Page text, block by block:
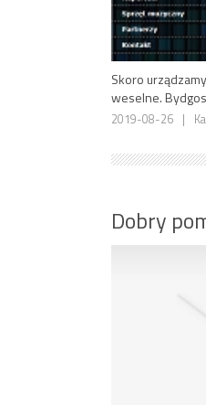
Skoro
weselne.
2019-08-26 |
Dobry